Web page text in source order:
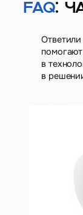
FAQ:
в
в